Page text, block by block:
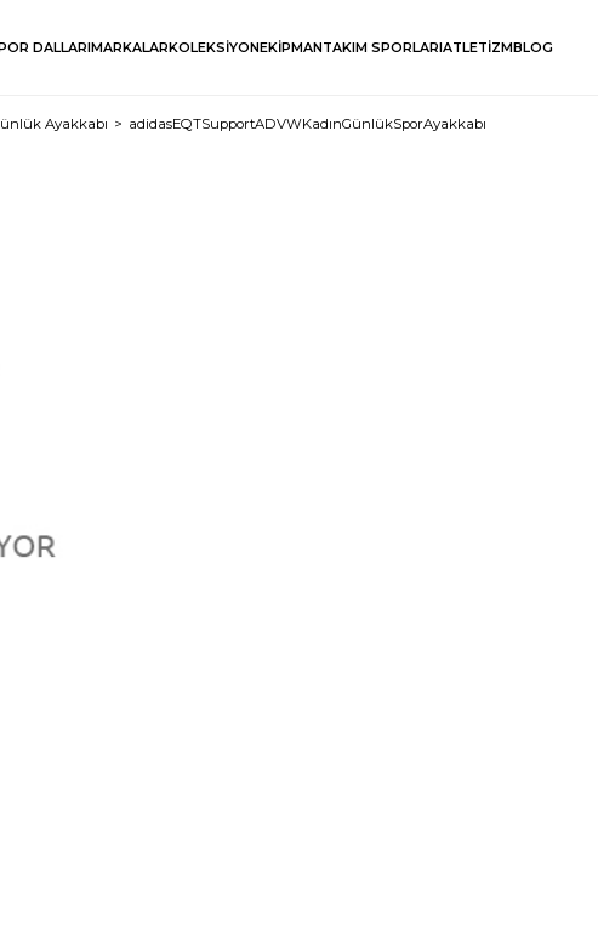
DALLARIMARKALARKOLEKSİYONEKİPMANTAKIM SPORLARIATLETİZMBLOG
Ayakkabı adidasEQTSupportADVWKadınGünlükSporAyakkabı